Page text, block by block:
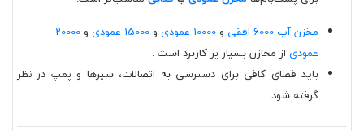
مخزن آب 6000 افقی
و 10000 عمودی و و 20000
عمودی از مخازن بسیار پر کاربرد است .
باید فضای کافی برای دسترسی به اتصالات، شیرها و پمپ در نظر
گرفته شود.